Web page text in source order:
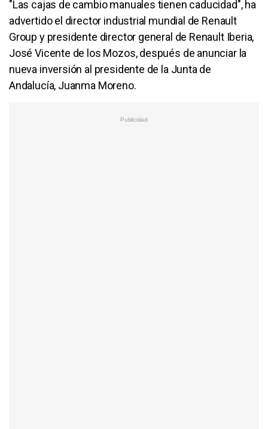
"Las cajas de cambio manuales tienen caducidad", ha
advertido el director industrial mundial de Renault
Group y presidente director general de Renault Iberia,
José Vicente de los Mozos, después de anunciar la
nueva inversión al presidente de la Junta de
Andalucía, Juanma Moreno.